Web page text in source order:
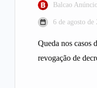
Balcao
6 de agosto de
Queda nos casos
revogação de